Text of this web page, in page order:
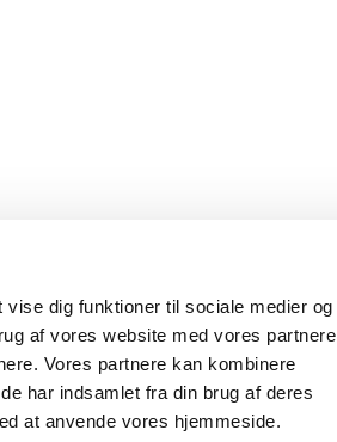
dig funktioner til sociale medier og
af vores website med vores partnere
Vores partnere kan kombinere
har indsamlet fra din brug af deres
at anvende vores hjemmeside.